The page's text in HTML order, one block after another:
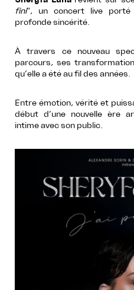
fini”, un concert live
profonde sincérité.
À travers ce nouveau
parcours, ses
qu’elle a été au fil des années.
Entre émotion, vérité et
début d’une nouvelle ère
intime avec son public.